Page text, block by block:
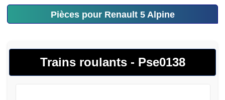
Accueil
La médiathèque
L'histoire
Pièces pour Renault 5 Alpine
Trains roulants - Pse0138